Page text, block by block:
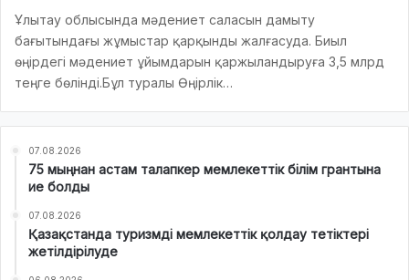
Ұлытау облысында мәдениет саласын дамыту
бағытындағы жұмыстар қарқынды жалғасуда. Биыл
өңірдегі мәдениет ұйымдарын қаржыландыруға 3,5 млрд
теңге бөлінді.Бұл туралы Өңірлік…
07.08.2026
75 мыңнан астам талапкер мемлекеттік білім грантына
ие болды
07.08.2026
Қазақстанда туризмді мемлекеттік қолдау тетіктері
жетілдірілуде